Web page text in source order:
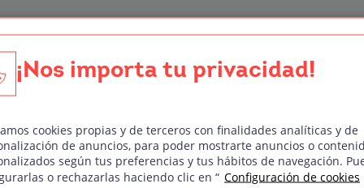
ser actor o actriz de
¡Nos importa tu privacidad!
cookies propias y de terceros con finalidades analíticas y de
de anuncios, para poder mostrarte anuncios o
según tus preferencias y tus hábitos de navegación.
o rechazarlas haciendo clic en “ Configuración de cookies